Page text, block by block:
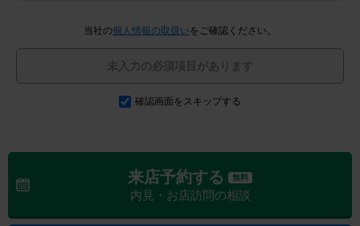
当社の個人情報の取扱い をご確認ください。
未入力の必須項目があります
確認画面をスキップする
来店予約する 無料
内見・お店訪問の相談